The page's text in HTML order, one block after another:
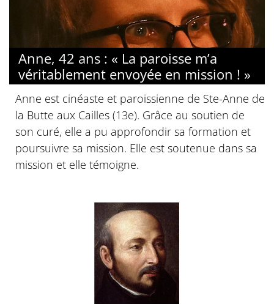
Anne, 42 ans : « La paroisse m’a
véritablement envoyée en mission ! »
Anne est cinéaste et paroissienne de Ste-Anne de
la Butte aux Cailles (13e). Grâce au soutien de
son curé, elle a pu approfondir sa formation et
poursuivre sa mission. Elle est soutenue dans sa
mission et elle témoigne.